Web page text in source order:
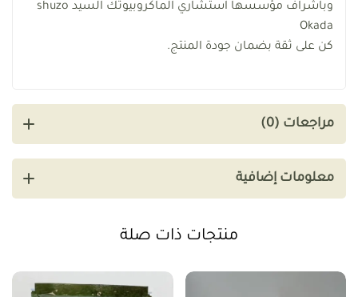
وباشراف مؤسسها استشاري الماكروبيوتك السيد shuzo
Okada
كن على ثقة بضمان جودة المنتج.
مراجعات (0)
معلومات إضافية
منتجات ذات صلة